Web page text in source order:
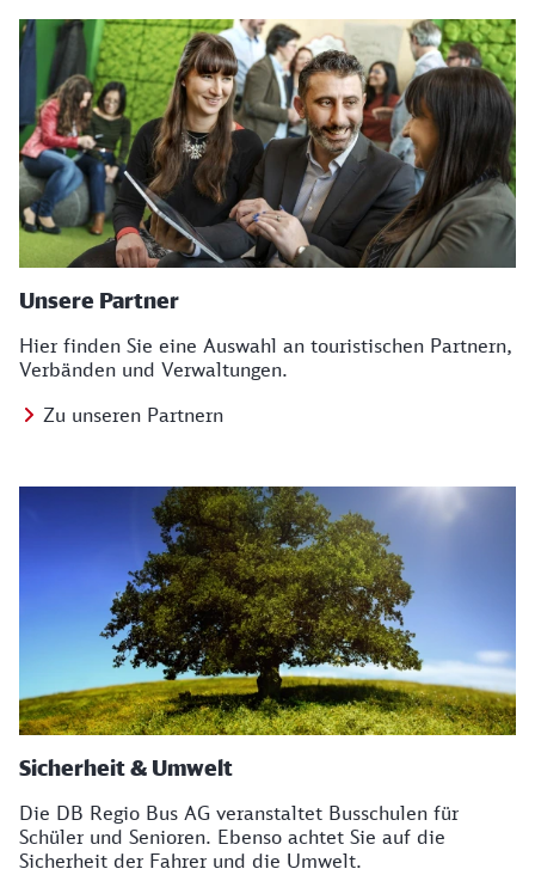
Unsere Partner
Hier finden Sie eine Auswahl an touristischen Partnern,
Verbänden und Verwaltungen.
Zu unseren Partnern
Sicherheit & Umwelt
Die DB Regio Bus AG veranstaltet Busschulen für
Schüler und Senioren. Ebenso achtet Sie auf die
Sicherheit der Fahrer und die Umwelt.